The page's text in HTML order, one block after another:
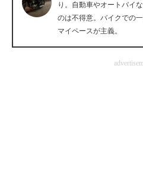
ITエンジニア向け専門サイト
IT製品の技術・比較・事例
り。自動車やオートバイ
のは不得意。バイクでの
マイペースが主義。